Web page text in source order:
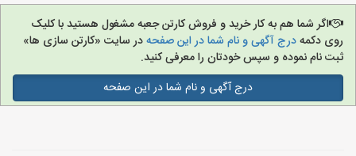
اگر شما هم به کار خرید و فروش کارتن جعبه مشغول هستید با کلیک
روی دکمهدرج آگهی و نام شما در این صفحهدر سایت «کارتن سازی ها»
ثبت نام نموده و سپس خودتان را معرفی کنید.
درج آگهی و نام شما در این صفحه